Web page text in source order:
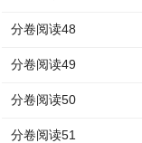
分卷阅读48
分卷阅读49
分卷阅读50
分卷阅读51